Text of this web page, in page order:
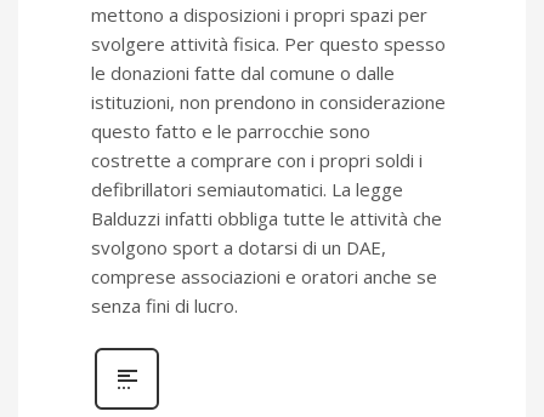
mettono a disposizioni i propri spazi per
svolgere attività fisica. Per questo spesso
le donazioni fatte dal comune o dalle
istituzioni, non prendono in considerazione
questo fatto e le parrocchie sono
costrette a comprare con i propri soldi i
defibrillatori semiautomatici. La legge
Balduzzi infatti obbliga tutte le attività che
svolgono sport a dotarsi di un DAE,
comprese associazioni e oratori anche se
senza fini di lucro.